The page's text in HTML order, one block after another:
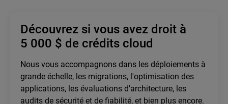
Découvrez si vous avez droit à
5 000 $ de crédits cloud
Nous vous accompagnons dans les déploiements à
grande échelle, les migrations, l'optimisation des
applications, les évaluations d'architecture, les
audits de sécurité et de fiabilité, et bien plus encore.